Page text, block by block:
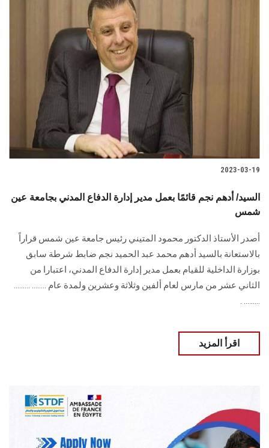
2023-03-19
السيد/ أدهم نجم قائمًا بعمل مدير إدارة الدفاع المدني بجامعة عين
شمس
أصدر الأستاذ الدكتور محمود المتيني رئيس جامعة عين شمس قراراً
بالاستعانة بالسيد أدهم محمد عبد الحميد نجم ضابط شرطة سابق
بوزارة الداخلية للقيام بعمل مدير إدارة الدفاع المدني، اعتبارا من
الثاني عشر من مارس لعام ألفين وثلاثة وعشرين ولمدة عام ........ .........
......... .
اقرأ المزيد